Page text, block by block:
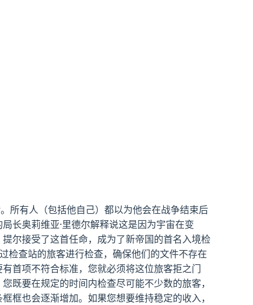
所有人（包括他自己）都以为他会在战争结束后
长奥莉维亚·里德尔解释说这是因为宇宙在变
尔接受了这首任命，成为了新帝国的首名入境检
检查站的旅客进行检查，确保他们的文件不存在
首项不符合标准，您就必须将这位旅客拒之门
既要在规定的时间内检查尽可能不少数的旅客，
框也会逐渐增加。如果您想要维持稳定的收入，